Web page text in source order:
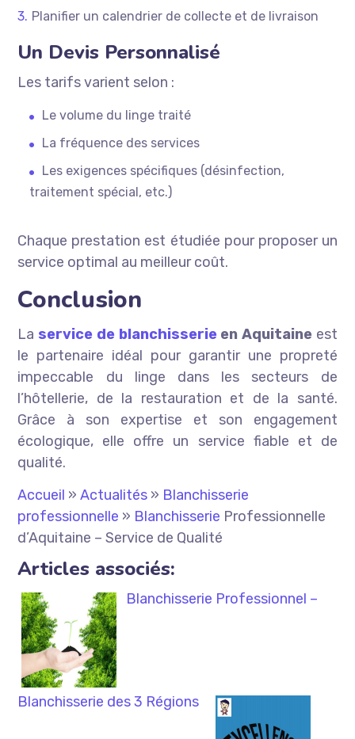
Planifier un calendrier de collecte et de livraison
Un Devis Personnalisé
Les tarifs varient selon :
Le volume du linge traité
La fréquence des services
Les exigences spécifiques (désinfection,
traitement spécial, etc.)
Chaque prestation est étudiée pour proposer un
service optimal au meilleur coût.
Conclusion
La service de blanchisserie en Aquitaine est
le partenaire idéal pour garantir une propreté
impeccable du linge dans les secteurs de
l’hôtellerie, de la restauration et de la santé.
Grâce à son expertise et son engagement
écologique, elle offre un service fiable et de
qualité.
Accueil »Actualités » Blanchisserie
professionnelle » Blanchisserie Professionnelle
d’Aquitaine – Service de Qualité
Articles associés:
Blanchisserie Professionnel –
Blanchisserie des 3 Régions